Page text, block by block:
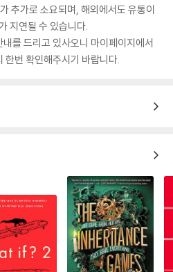
추가로 소요되며, 해외에서도 유통이
지연될 수 있습니다.
를 드리고 있사오니 마이페이지에서
한번 확인해주시기 바랍니다.